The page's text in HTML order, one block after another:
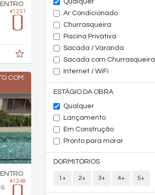
Qualquer
Ar Condicionado
Churrasqueira
Piscina Privativa
Sacada / Varanda
Sacada com Churrasqueira
Internet / WiFi
ESTÁGIO DA OBRA
Qualquer
Lançamento
Em Construção
Pronto para morar
DORMITÓRIOS
1+ 2+ 3+ 4+ 5+
#1.251
COM
#1.248